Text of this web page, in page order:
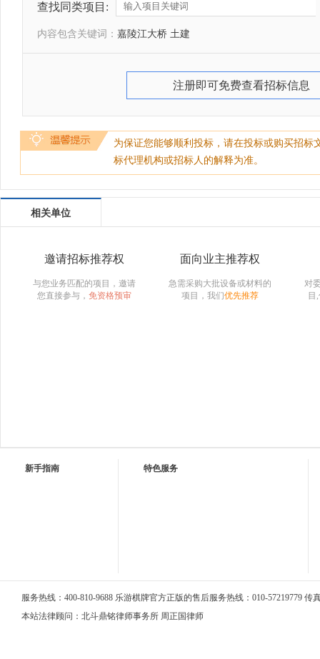
查找同类项目:
内容包含关键词： 嘉陵江大桥 土建
注册即可免费查看招标信息
为保证您能够顺利投标，请在投标或购买招
标代理机构或招标人的解释为准。
相关单位
邀请招标推荐权
与您业务匹配的项目，邀请
您直接参与， 免资格预审
面向业主推荐权
急需采购大批设备或材料的
项目，我们优先推荐
对
目
新手指南 特色服务
服务热线：400-810-9688 乐游棋牌官方正版的售后服务热线：010-57219779 传
本站法律顾问：北斗鼎铭律师事务所 周正国律师